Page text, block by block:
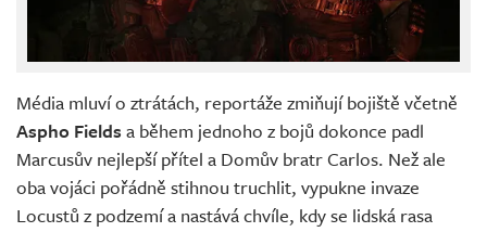
Média mluví o ztrátách, reportáže zmiňují bojiště včetně
Aspho Fields a během jednoho z bojů dokonce padl
Marcusův nejlepší přítel a Domův bratr Carlos. Než ale
oba vojáci pořádně stihnou truchlit, vypukne invaze
Locustů z podzemí a nastává chvíle, kdy se lidská rasa